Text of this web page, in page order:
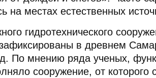
на местах естественных
гидротехнического
в древнем
По мнению ряда ученых,
сооружение, от которого